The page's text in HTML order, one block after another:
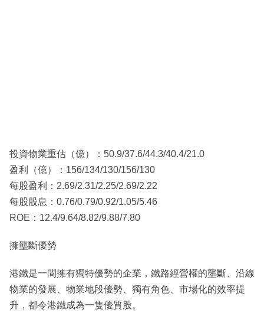
投資物業重估（億）：50.9/37.6/44.3/40.4/21.0
盈利（億）：156/134/130/156/130
每股盈利：2.69/2.31/2.25/2.69/2.22
每股股息：0.76/0.79/0.92/1.05/5.46
ROE：12.4/9.64/8.82/9.88/7.80
擁壟斷優勢
港鐵是一間擁有獨特優勢的企業，鐵路經營權的壟斷、沿線
物業的發展、物業地段優勢、獨有角色、市場化的效率提
升，都令港鐵成為一隻優質股。